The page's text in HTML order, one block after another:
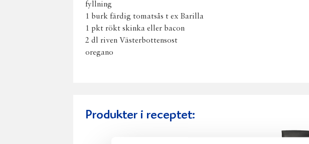
fyllning
1 burk färdig tomatsås t ex Barilla
1 pkt rökt skinka eller bacon
2 dl riven Västerbottensost
oregano
Produkter i receptet: